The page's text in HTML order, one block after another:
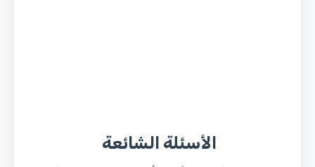
الأسئلة الشائعة